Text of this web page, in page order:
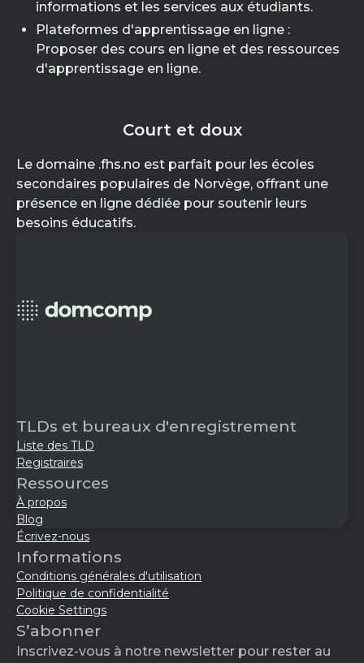
informations et les services aux étudiants.
Plateformes d'apprentissage en ligne :
Proposer des cours en ligne et des ressources
d'apprentissage en ligne.
Court et doux
Le domaine .fhs.no est parfait pour les écoles
secondaires populaires de Norvège, offrant une
présence en ligne dédiée pour soutenir leurs
besoins éducatifs.
TLDs et bureaux d'enregistrement
Liste des TLD
Registraires
Ressources
À propos
Blog
Écrivez-nous
Informations
Conditions générales d'utilisation
Politique de confidentialité
Cookie Settings
S’abonner
Inscrivez-vous à notre newsletter pour rester au